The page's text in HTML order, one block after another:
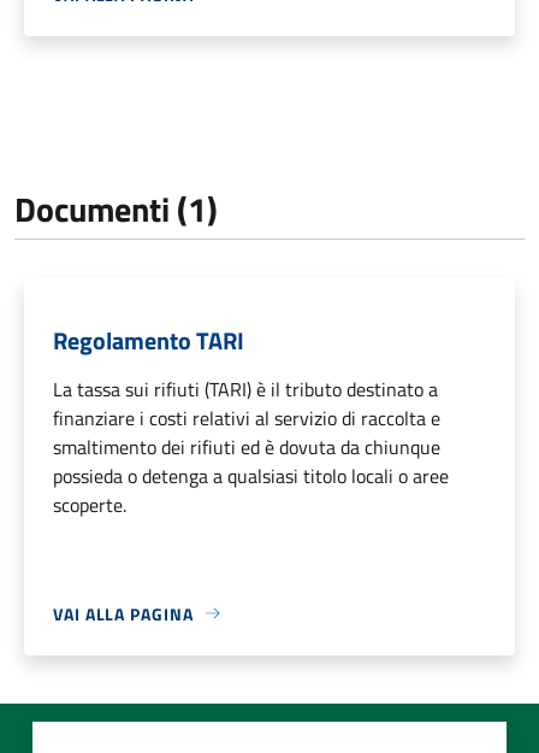
Documenti (1)
Regolamento TARI
La tassa sui rifiuti (TARI) è il tributo destinato a
finanziare i costi relativi al servizio di raccolta e
smaltimento dei rifiuti ed è dovuta da chiunque
possieda o detenga a qualsiasi titolo locali o aree
scoperte.
VAI ALLA PAGINA